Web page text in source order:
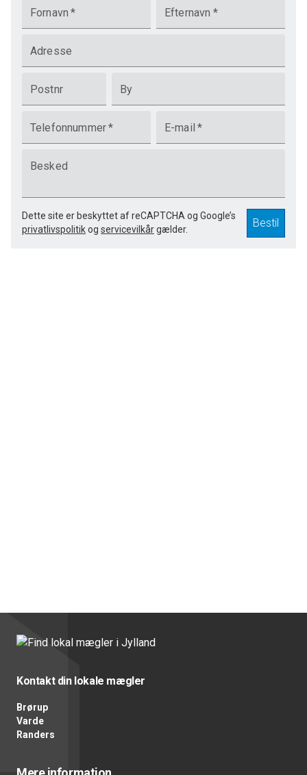
Fornavn * Efternavn *
Adresse
Postnr By
Telefonnummer* E-mail *
Besked
Dette site er beskyttet af reCAPTCHA og Google’s
privatlivspolitikog servicevilkårgælder. Bestil
Kontakt din lokale mægler
Brørup
Varde
Randers